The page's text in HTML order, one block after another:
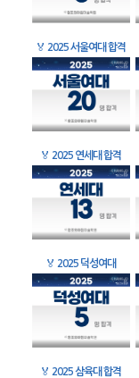
🏅 2025 서울여대 합격
🏅 2025 연세대 합격
🏅 2025 덕성여대
🏅 2025 삼육대 합격